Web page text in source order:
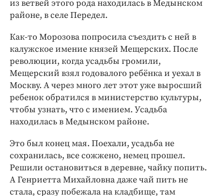
из ветвей этого рода находилась в Медынском
районе, в селе Передел.
Как-то Морозова попросила съездить с ней в
калужское имение князей Мещерских. После
революции, когда усадьбы громили,
Мещерский взял годовалого ребёнка и уехал в
Москву. А через много лет этот уже выросший
ребенок обратился в министерство культуры,
чтобы узнать, что с имением. Усадьба
находилась в Медынском районе.
Это был конец мая. Поехали, усадьба не
сохранилась, все сожжено, немец прошел.
Решили остановиться в деревне, чайку попить.
А Генриетта Михайловна даже чай пить не
стала, сразу побежала на кладбище, там